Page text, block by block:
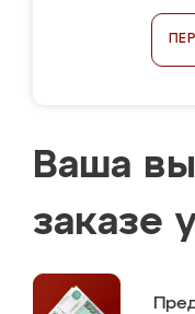
Ваша
заказе